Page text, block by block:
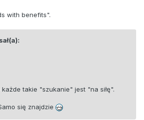
with benefits".
takie "szukanie" jest "na siłę".
się znajdzie